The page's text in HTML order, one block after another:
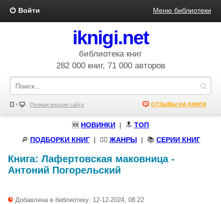
Войти Меню библиотеки
iknigi.net
библиотека книг
282 000 книг, 71 000 авторов
Полная версия сайта ОТЗЫВЫ НА КНИГИ
🆕 НОВИНКИ | 🔝 ТОП
🔎 ПОДБОРКИ КНИГ| 🧝‍♀️ ЖАНРЫ | 📚 СЕРИИ КНИГ
Книга: Лафертовская маковница-
Антоний Погорельский
Добавлена в библиотеку: 12-12-2024, 08:22